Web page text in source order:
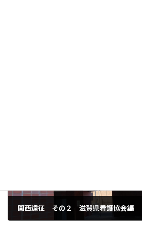
関西遠征 その２ 滋賀県看護協会編